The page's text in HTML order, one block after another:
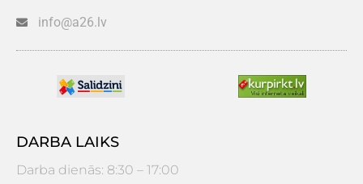
info@a26.lv
DARBA LAIKS
Darba dienās: 8:30 – 17:00